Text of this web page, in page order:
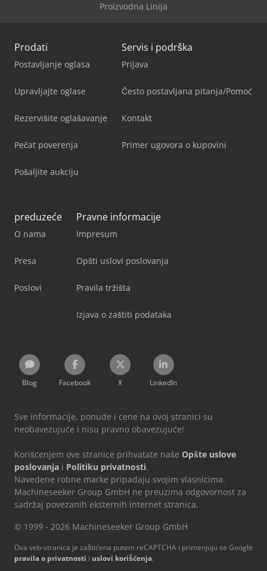
Proizvodna Linija
Prodati
Postavljanje oglasa
Upravljajte oglase
Rezervišite oglašavanje
Pečat poverenja
Pošaljite aukciju
Servis i podrška
Prijava
Često postavljana pitanja/Pomoć
Kontakt
Primer ugovora o kupovini
preduzeće
O nama
Presa
Poslovi
Pravne informacije
Impresum
Opšti uslovi poslovanja
Pravila tržišta
Izjava o zaštiti podataka
Blog Facebook X LinkedIn
Sve informacije, ponude i cene na ovoj stranici su
neobavezujuće i nisu pravno obavezujuće!
Korišćenjem ove stranice prihvatate naše Opšte uslove
poslovanja i Politiku privatnosti.
Navedene robne marke pripadaju svojim vlasnicima.
Machineseeker Group GmbH ne preuzima odgovornost za
sadržaj povezanih eksternih internet stranica.
© 1999 - 2026 Machineseeker Group GmbH
Ova veb-stranica je zaštićena putem reCAPTCHA i primenjuju se Google
pravila o privatnosti i uslovi korišćenja.